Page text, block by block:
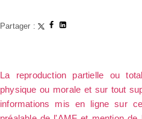
Partager :
La reproduction partielle ou
physique ou morale et sur tout
informations mis en ligne sur